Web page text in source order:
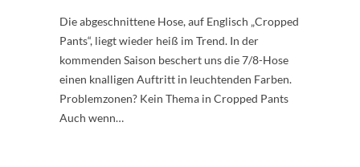
Die abgeschnittene Hose, auf Englisch „Cropped
Pants“, liegt wieder heiß im Trend. In der
kommenden Saison beschert uns die 7/8-Hose
einen knalligen Auftritt in leuchtenden Farben.
Problemzonen? Kein Thema in Cropped Pants
Auch wenn…